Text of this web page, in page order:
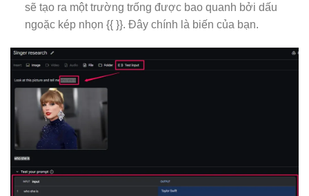
sẽ tạo ra một trường trống được bao quanh bởi dấu
ngoặc kép nhọn {{ }}. Đây chính là biến của bạn.